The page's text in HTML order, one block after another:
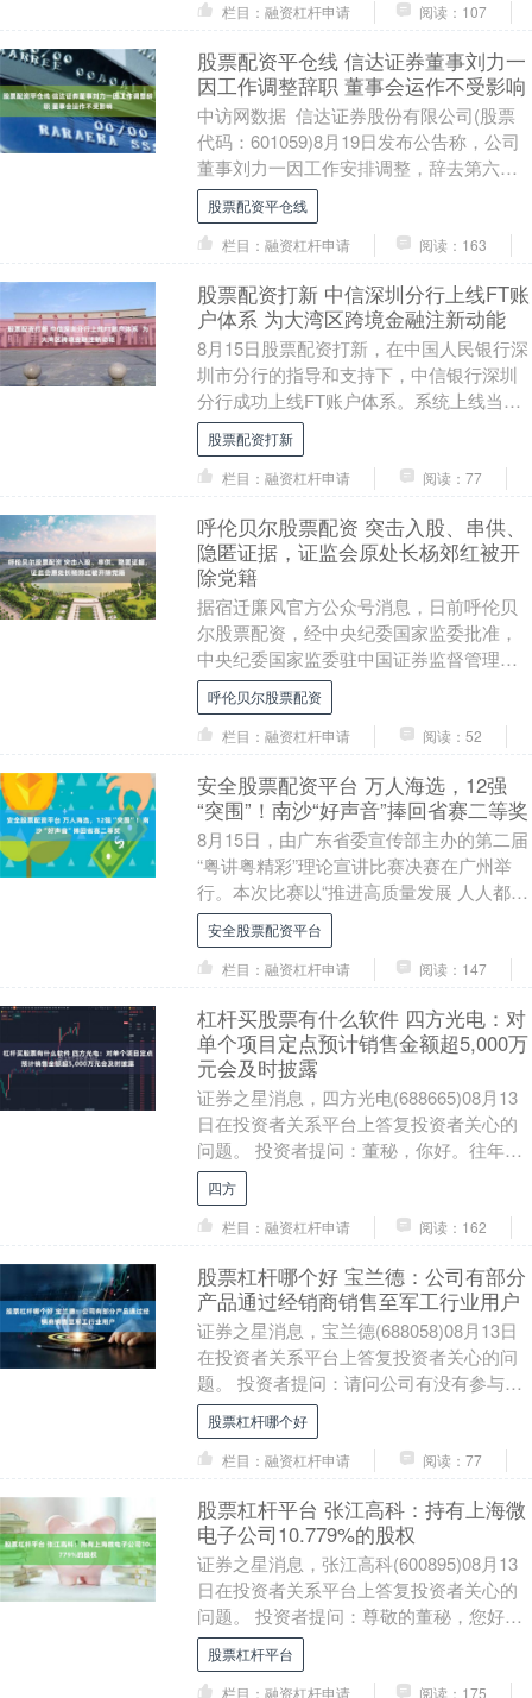
栏目：融资杠杆申请
阅读：107
股票配资平仓线 信达证券董事刘力一
因工作调整辞职 董事会运作不受影响
中访网数据 信达证券股份有限公司(股票
代码：601059)8月19日发布公告称，公司
董事刘力一因工作安排调整，辞去第六届
董事会董事及董事会战略规划委员会委员
职....
股票配资平仓线
栏目：融资杠杆申请
阅读：163
股票配资打新 中信深圳分行上线FT账
户体系 为大湾区跨境金融注新动能
8月15日股票配资打新，在中国人民银行深
圳市分行的指导和支持下，中信银行深圳
分行成功上线FT账户体系。系统上线当
日，首笔业务成功开办，标志着该行在跨
境金融服务领....
股票配资打新
栏目：融资杠杆申请
阅读：77
呼伦贝尔股票配资 突击入股、串供、
隐匿证据，证监会原处长杨郊红被开
除党籍
据宿迁廉风官方公众号消息，日前呼伦贝
尔股票配资，经中央纪委国家监委批准，
中央纪委国家监委驻中国证券监督管理委
员会纪检监察组与江苏省宿迁市纪委监委
对中国证监会原发....
呼伦贝尔股票配资
栏目：融资杠杆申请
阅读：52
安全股票配资平台 万人海选，12强
“突围”！南沙“好声音”捧回省赛二等奖
8月15日，由广东省委宣传部主办的第二届
“粤讲粤精彩”理论宣讲比赛决赛在广州举
行。本次比赛以“推进高质量发展 人人都是
主角”为主题，吸引了全省万余名宣讲员参
与。....
安全股票配资平台
栏目：融资杠杆申请
阅读：147
杠杆买股票有什么软件 四方光电：对
单个项目定点预计销售金额超5,000万
元会及时披露
证券之星消息，四方光电(688665)08月13
日在投资者关系平台上答复投资者关心的
问题。 投资者提问：董秘，你好。往年公
司时不时会发布一些客户项目定点通知
书，....
四方
栏目：融资杠杆申请
阅读：162
股票杠杆哪个好 宝兰德：公司有部分
产品通过经销商销售至军工行业用户
证券之星消息，宝兰德(688058)08月13日
在投资者关系平台上答复投资者关心的问
题。 投资者提问：请问公司有没有参与军
工信息化建设。 宝兰德回复：尊敬的投
资....
股票杠杆哪个好
栏目：融资杠杆申请
阅读：77
股票杠杆平台 张江高科：持有上海微
电子公司10.779%的股权
证券之星消息，张江高科(600895)08月13
日在投资者关系平台上答复投资者关心的
问题。 投资者提问：尊敬的董秘，您好！
请无论如何都要拿好手中所持的上海微电
子....
股票杠杆平台
栏目：融资杠杆申请
阅读：175